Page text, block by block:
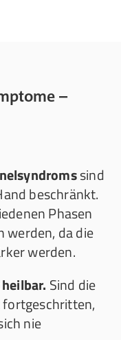
–
sind
beschränkt.
Phasen
werden, da die
werden.
Sind die
nie